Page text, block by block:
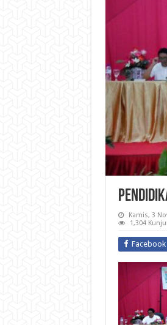
Kamis, 3
1,304
Facebook